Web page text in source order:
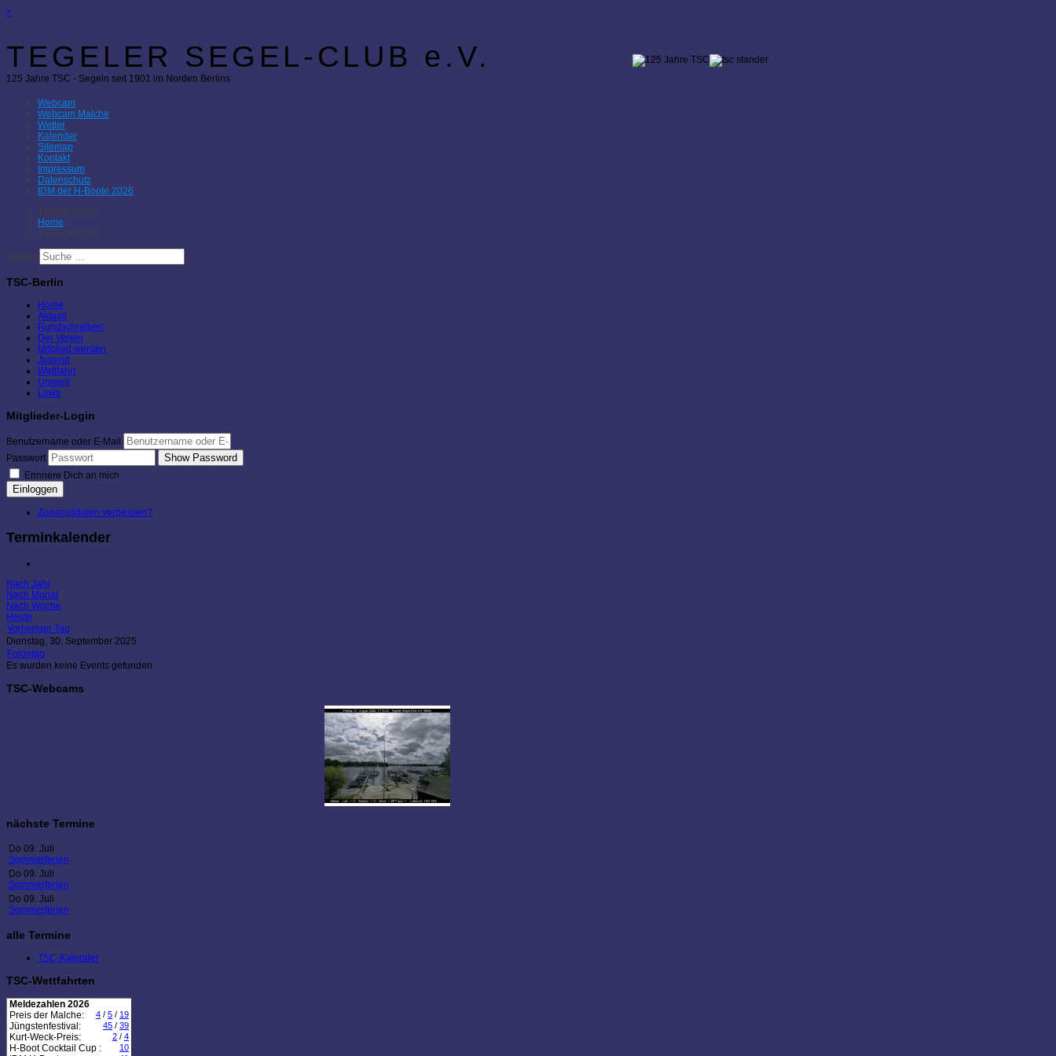
×
TEGELER SEGEL-CLUB e.V.
125 Jahre TSC - Segeln seit 1901 im Norden Berlins
Webcam
Webcam Malche
Wetter
Kalender
Sitemap
Kontakt
Impressum
Datenschutz
IDM der H-Boote 2026
Aktuelle Seite:
Home
TSC-Kalender
Suchen
TSC-Berlin
Home
Aktuell
Rundschreiben
Der Verein
Mitglied werden
Jugend
Wettfahrt
Umwelt
Links
Mitglieder-Login
Benutzername oder E-Mail
Passwort
Show Password
Erinnere Dich an mich
Einloggen
Zugangsdaten vergessen?
Terminkalender
Nach Jahr
Nach Monat
Nach Woche
Heute
Vorheriger Tag
Dienstag, 30. September 2025
Folgetag
Es wurden keine Events gefunden
TSC-Webcams
nächste Termine
Do 09. Juli
Sommerferien
Do 09. Juli
Sommerferien
Do 09. Juli
Sommerferien
alle Termine
TSC-Kalender
TSC-Wettfahrten
Meldezahlen 2026
Preis der Malche:
4 / 5 / 19
Jüngstenfestival: 45 / 39
Kurt-Weck-Preis: 2 / 4
H-Boot Cocktail Cup : 10